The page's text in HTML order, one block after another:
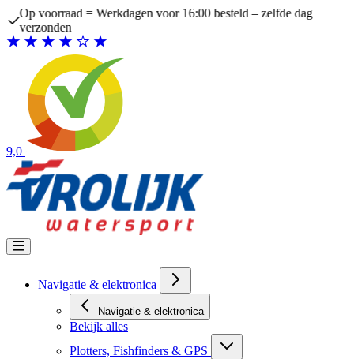
Ga naar de inhoud
Op voorraad = Werkdagen voor 16:00 besteld – zelfde dag
verzonden
9,0
Navigatie & elektronica
Navigatie & elektronica
Bekijk alles
Plotters, Fishfinders & GPS